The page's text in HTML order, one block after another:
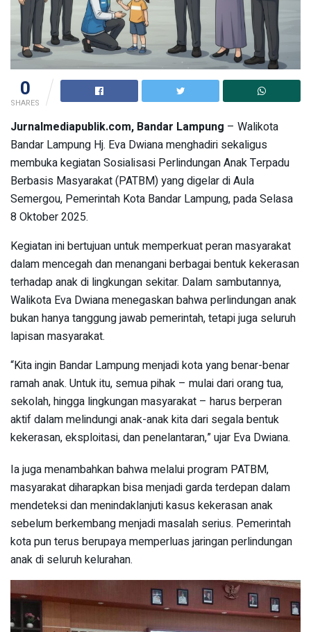
0
SHARES
Jurnalmediapublik.com, Bandar Lampung – Walikota
Bandar Lampung Hj. Eva Dwiana menghadiri sekaligus
membuka kegiatan Sosialisasi Perlindungan Anak Terpadu
Berbasis Masyarakat (PATBM) yang digelar di Aula
Semergou, Pemerintah Kota Bandar Lampung, pada Selasa
8 Oktober 2025.
Kegiatan ini bertujuan untuk memperkuat peran masyarakat
dalam mencegah dan menangani berbagai bentuk kekerasan
terhadap anak di lingkungan sekitar. Dalam sambutannya,
Walikota Eva Dwiana menegaskan bahwa perlindungan anak
bukan hanya tanggung jawab pemerintah, tetapi juga seluruh
lapisan masyarakat.
“Kita ingin Bandar Lampung menjadi kota yang benar-benar
ramah anak. Untuk itu, semua pihak – mulai dari orang tua,
sekolah, hingga lingkungan masyarakat – harus berperan
aktif dalam melindungi anak-anak kita dari segala bentuk
kekerasan, eksploitasi, dan penelantaran,” ujar Eva Dwiana.
Ia juga menambahkan bahwa melalui program PATBM,
masyarakat diharapkan bisa menjadi garda terdepan dalam
mendeteksi dan menindaklanjuti kasus kekerasan anak
sebelum berkembang menjadi masalah serius. Pemerintah
kota pun terus berupaya memperluas jaringan perlindungan
anak di seluruh kelurahan.